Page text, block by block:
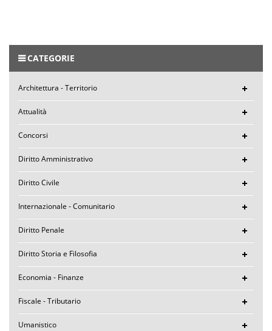
CATEGORIE
Architettura - Territorio
Attualità
Concorsi
Diritto Amministrativo
Diritto Civile
Internazionale - Comunitario
Diritto Penale
Diritto Storia e Filosofia
Economia - Finanze
Fiscale - Tributario
Umanistico